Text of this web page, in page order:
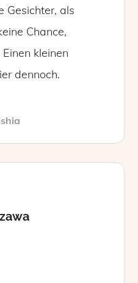
Gesichter, als
Chance,
kleinen
dennoch.